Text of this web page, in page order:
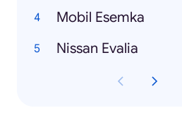
Mobil Esemka
Nissan Evalia